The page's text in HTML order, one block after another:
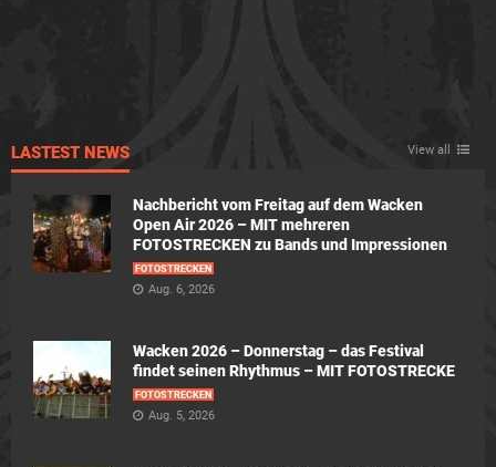
LASTEST NEWS View all
Nachbericht vom Freitag auf dem Wacken
Open Air 2026 – MIT mehreren
FOTOSTRECKEN zu Bands und Impressionen
FOTOSTRECKEN
Aug. 6, 2026
Wacken 2026 – Donnerstag – das Festival
findet seinen Rhythmus – MIT FOTOSTRECKE
FOTOSTRECKEN
Aug. 5, 2026